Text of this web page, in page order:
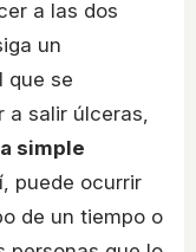
a las dos
un
que se
salir úlceras,
simple
puede ocurrir
de un tiempo o